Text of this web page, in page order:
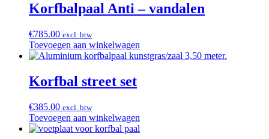
Korfbalpaal Anti – vandalen
€785.00 excl. btw
Toevoegen aan winkelwagen
Korfbal street set
€385.00 excl. btw
Toevoegen aan winkelwagen